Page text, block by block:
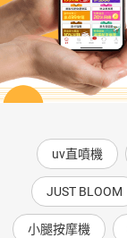
uv直噴機
JUST BLOOM
小腿按摩機